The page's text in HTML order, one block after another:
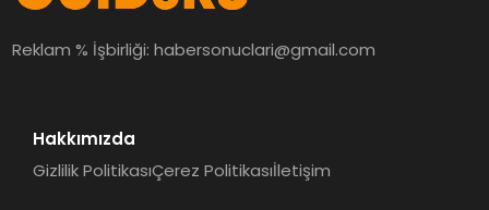
Reklam % İşbirliği:habersonuclari@gmail.com
Hakkımızda
Gizlilik PolitikasıÇerez Politikasıİletişim